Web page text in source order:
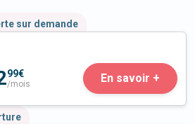
sur demande
99€
/mois En savoir +